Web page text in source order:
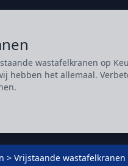
wastafelkranen op
hebben het allemaal.
> Vrijstaande wastafelkranen